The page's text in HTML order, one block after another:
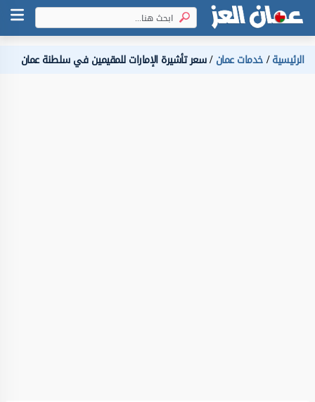
الرئيسية خدمات عمان سعر تأشيرة الإمارات للمقيمين في سلطنة عمان